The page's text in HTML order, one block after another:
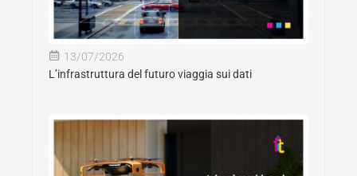
13/07/2026
L’infrastruttura del futuro viaggia sui dati